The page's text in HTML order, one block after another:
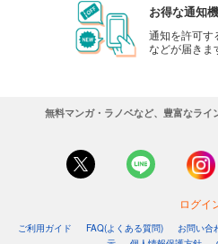
お得な通知
通知を許可す
などが届きま
無料マンガ・ラノベなど、豊富なライ
ログイ
ご利用ガイド FAQ(よくある質問) お問い合